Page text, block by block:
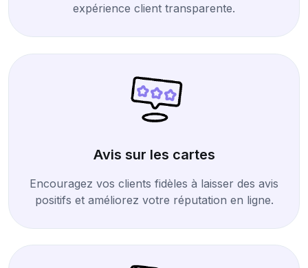
expérience client transparente.
Avis sur les cartes
Encouragez vos clients fidèles à laisser des avis
positifs et améliorez votre réputation en ligne.